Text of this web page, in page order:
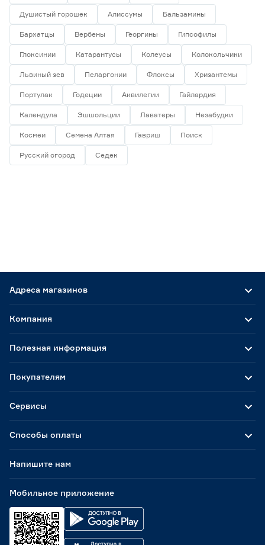
Душистый горошек Алиссумы Бальзамины
Бархатцы Вербены Георгины Гипсофилы
Глоксинии Катарантусы Колеусы Колокольчики
Львиный зев Пеларгонии Флоксы Хризантемы
Портулак Годеции Аквилегии Гайлардия
Календула Эшшольции Лаватеры Незабудки
Космеи Семена Алтая Гавриш Поиск
Русский огород Седек
Адреса магазинов
Способы оплаты
Мобильное приложение
Компания
Полезная информация
Покупателям
Сервисы
Напишите нам